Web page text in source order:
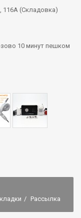
116А (Складовка)
10 минут пешком
Рассылка